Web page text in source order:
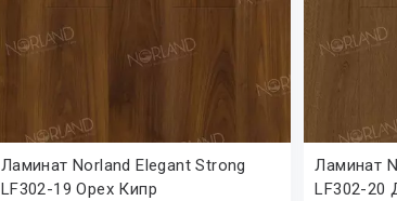
Ламинат Norland Elegant Strong
LF302-19 Орех Кипр
Ламинат
LF302-20